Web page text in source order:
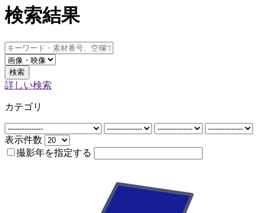
検索結果
検索
詳しい検索
カテゴリ
表示件数
撮影年を指定する